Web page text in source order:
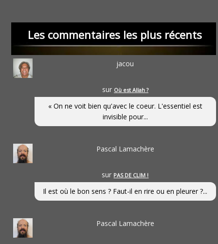
Les commentaires les plus récents
jacou
sur Où est Allah ?
« On ne voit bien qu'avec le coeur. L'essentiel est
invisible pour...
Pascal Lamachère
sur PAS DE CLIM !
Il est où le bon sens ? Faut-il en rire ou en pleurer ?...
Pascal Lamachère